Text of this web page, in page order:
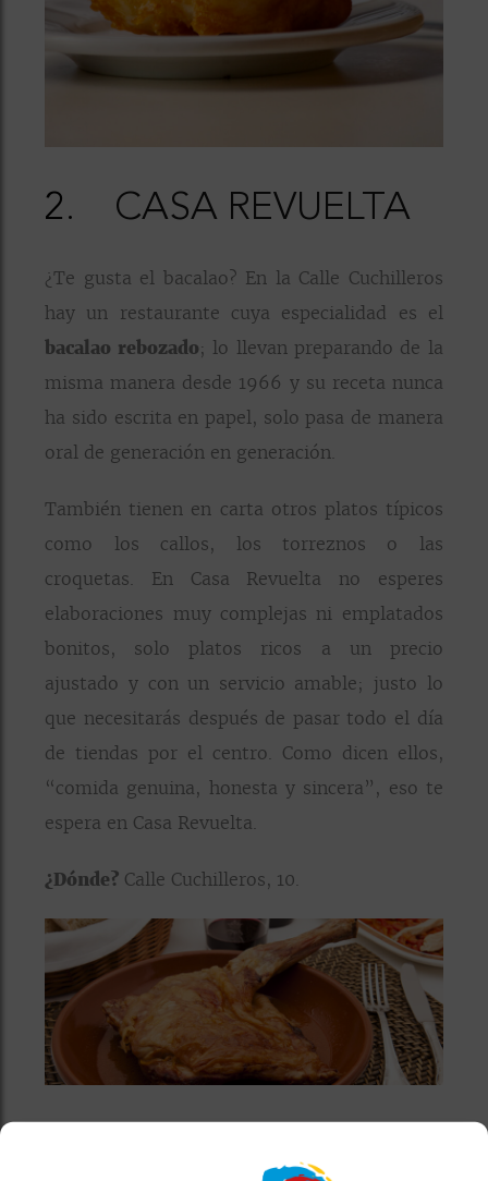
2. CASA REVUELTA
¿Te gusta el bacalao? En la Calle Cuchilleros
hay un restaurante cuya especialidad es el
bacalao rebozado; lo llevan preparando de la
misma manera desde 1966 y su receta nunca
ha sido escrita en papel, solo pasa de manera
oral de generación en generación.
También tienen en carta otros platos típicos
como los callos, los torreznos o las
croquetas. En Casa Revuelta no esperes
elaboraciones muy complejas ni emplatados
bonitos, solo platos ricos a un precio
ajustado y con un servicio amable; justo lo
que necesitarás después de pasar todo el día
de tiendas por el centro. Como dicen ellos,
“comida genuina, honesta y sincera”, eso te
espera en Casa Revuelta.
¿Dónde? Calle Cuchilleros, 10.